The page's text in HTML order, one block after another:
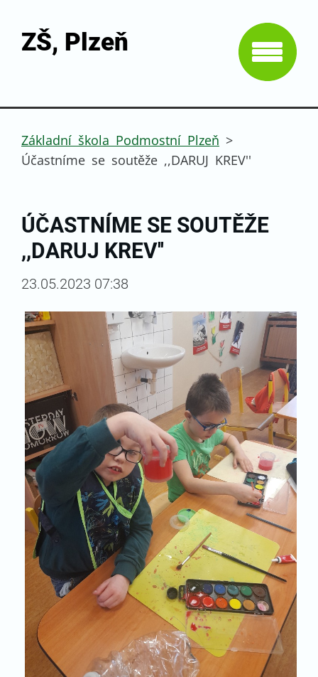
ZŠ, Plzeň
Základní škola Podmostní Plzeň >
Účastníme se soutěže ,,DARUJ KREV''
ÚČASTNÍME SE SOUTĚŽE
,,DARUJ KREV''
23.05.2023 07:38